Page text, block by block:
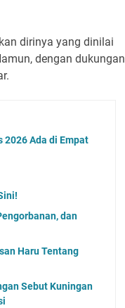
dirinya yang dinilai
dengan dukungan
2026 Ada di Empat
dan
Haru Tentang
Sebut Kuningan